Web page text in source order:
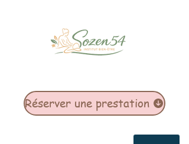
Réserver une prestation